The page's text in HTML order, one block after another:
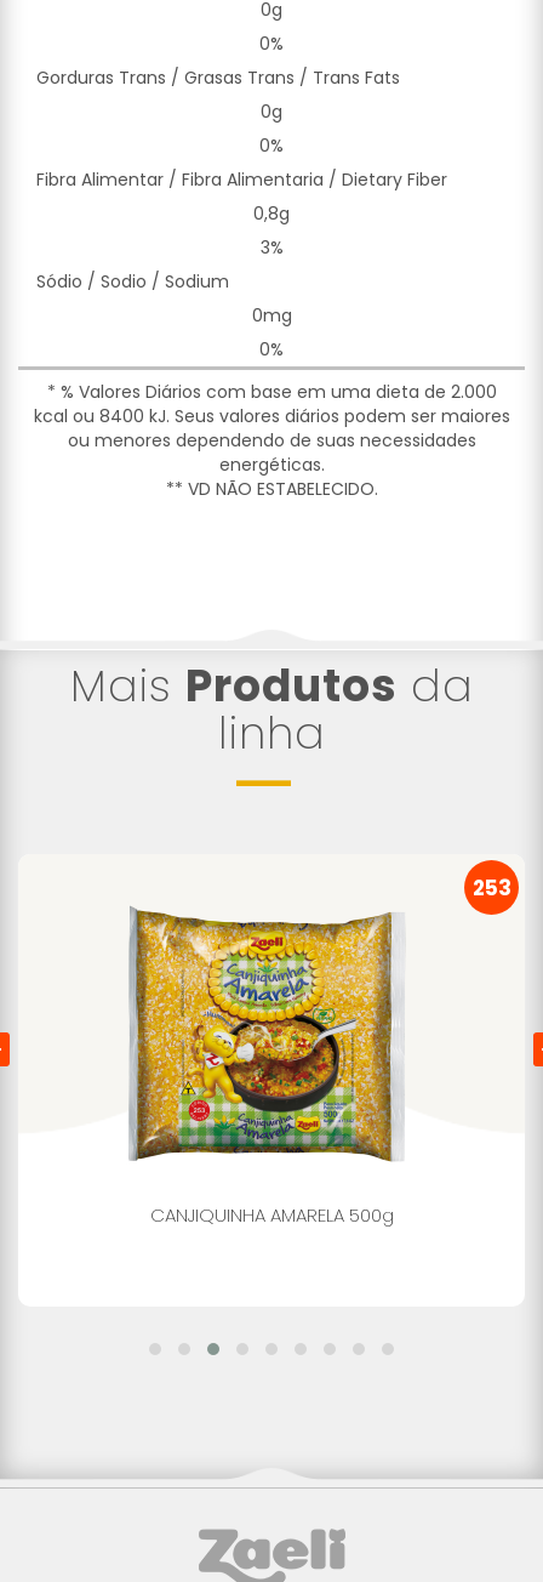
0g
0%
Gorduras Trans / Grasas Trans / Trans Fats
0g
0%
Fibra Alimentar / Fibra Alimentaria / Dietary Fiber
0,8g
3%
Sódio / Sodio / Sodium
0mg
0%
* % Valores Diários com base em uma dieta de 2.000
kcal ou 8400 kJ. Seus valores diários podem ser maiores
ou menores dependendo de suas necessidades
energéticas.
** VD NÃO ESTABELECIDO.
Mais Produtos da
linha
253
CANJIQUINHA AMARELA 500g